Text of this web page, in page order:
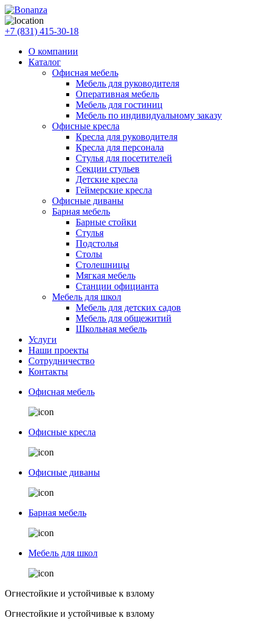
+7 (831) 415-30-18
О компании
Каталог
Офисная мебель
Мебель для руководителя
Оперативная мебель
Мебель для гостиниц
Мебель по индивидуальному заказу
Офисные кресла
Кресла для руководителя
Кресла для персонала
Стулья для посетителей
Секции стульев
Детские кресла
Геймерские кресла
Офисные диваны
Барная мебель
Барные стойки
Стулья
Подстолья
Столы
Столешницы
Мягкая мебель
Станции официанта
Мебель для школ
Мебель для детских садов
Мебель для общежитий
Школьная мебель
Услуги
Наши проекты
Сотрудничество
Контакты
Офисная мебель
Офисные кресла
Офисные диваны
Барная мебель
Мебель для школ
Огнестойкие и устойчивые к взлому
Огнестойкие и устойчивые к взлому